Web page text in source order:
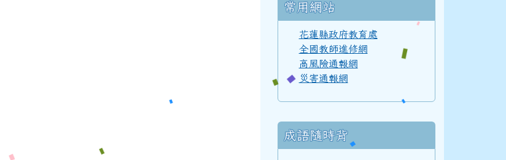
110學年度(111年6月)第52屆甲班
108學年度(109年6月)第50屆教師
常用網站
花蓮縣政府教育處
全國教師進修網
高風險通報網
災害通報網
成語隨時背